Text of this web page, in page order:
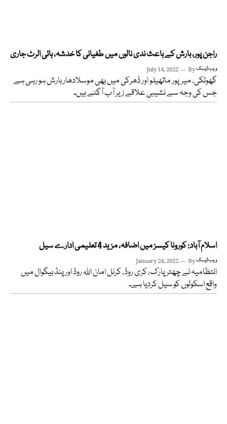
راجن پور، بارش کے باعث ندی نالوں میں طغیانی کا خدشہ، ہائی الرٹ جاری
July 14, 2022 Byویب ڈیسک
گھوٹکی، میرپور ماتھیلو اور ڈھرکی میں بھی موسلادھار بارش ہو رہی ہے
جس کی وجہ سے نشیبی علاقے زیر آب آگئے ہیں۔
اسلام آباد: کورونا کیسز میں اضافہ، مزید 4 تعلیمی ادارے سیل
January 24, 2022 Byویب ڈیسک
انتظامیہ نے چھتر پارک، کری روڈ، کرنل امان اللہ روڈ اور پنڈ بیگوال میں
واقع اسکولوں کو سیل کردیا ہے۔